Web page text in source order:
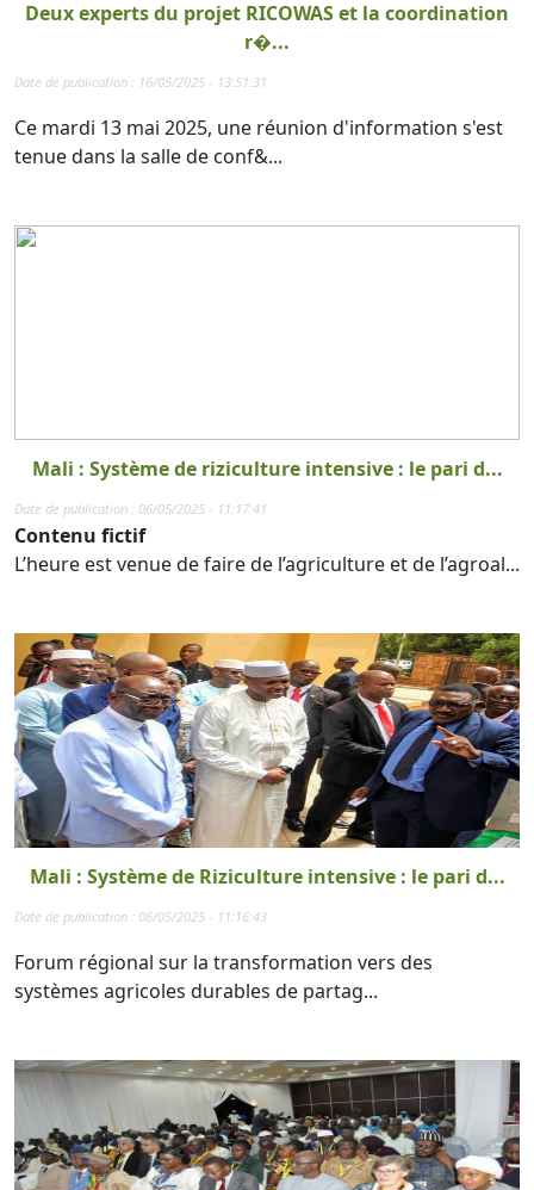
Deux experts du projet RICOWAS et la coordination
r�...
Date de publication : 16/05/2025 - 13:51:31
Ce mardi 13 mai 2025, une réunion d'information s'est
tenue dans la salle de conf&...
Mali : Système de riziculture intensive : le pari d...
Date de publication : 06/05/2025 - 11:17:41
Contenu fictif
L’heure est venue de faire de l’agriculture et de l’agroal...
Mali : Système de Riziculture intensive : le pari d...
Date de publication : 06/05/2025 - 11:16:43
Forum régional sur la transformation vers des
systèmes agricoles durables de partag...